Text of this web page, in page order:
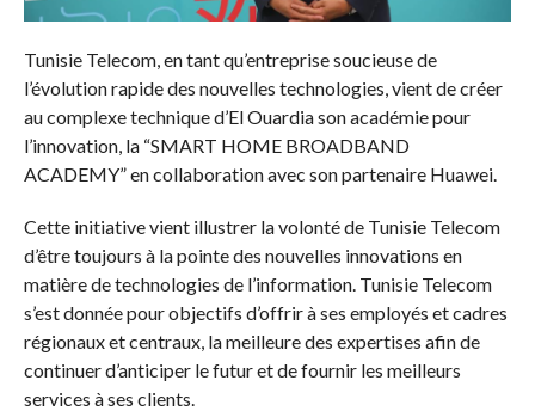
Tunisie Telecom, en tant qu’entreprise soucieuse de
l’évolution rapide des nouvelles technologies, vient de créer
au complexe technique d’El Ouardia son académie pour
l’innovation, la “SMART HOME BROADBAND
ACADEMY” en collaboration avec son partenaire Huawei.
Cette initiative vient illustrer la volonté de Tunisie Telecom
d’être toujours à la pointe des nouvelles innovations en
matière de technologies de l’information. Tunisie Telecom
s’est donnée pour objectifs d’offrir à ses employés et cadres
régionaux et centraux, la meilleure des expertises afin de
continuer d’anticiper le futur et de fournir les meilleurs
services à ses clients.